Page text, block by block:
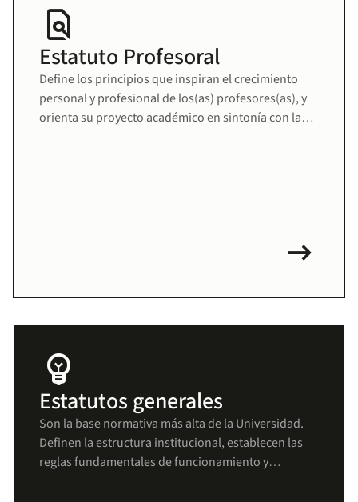
find_in_page
Estatuto Profesoral
Define los principios que inspiran el crecimiento
personal y profesional de los(as) profesores(as), y
orienta su proyecto académico en sintonía con la
arrow_right_alt
emoji_objects
Estatutos generales
Son la base normativa más alta de la Universidad.
Definen la estructura institucional, establecen las
reglas fundamentales de funcionamiento y